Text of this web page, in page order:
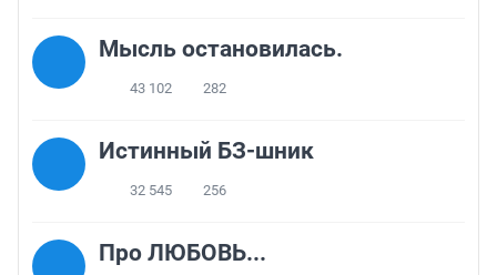
Мысль остановилась.
43 102 282
Истинный БЗ-шник
32 545 256
Про ЛЮБОВЬ...